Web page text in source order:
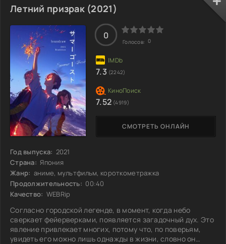
певицу Белль. В этом цифровом пространстве её талант
быстро привлекает внимание, и она завоевывает сердца
миллионов. Но жизнь её виртуального альтер эго
оказывается под угрозой, когда
Летний призрак (2021)
Год выпуска: 2021
Страна: Япония
Жанр: аниме, мультфильм, короткометражка
Продолжительность: 00:40
Качество: WEBRip
Согласно городской легенде, в момент, когда небо
сверкает фейерверками, появляется загадочный дух. Это
явление привлекает многих, потому что, по поверьям,
увидеть его можно лишь однажды в жизни, словно он
СМОТРЕТЬ ОНЛАЙН
0
Голосов: 0
7.3 (2242)
7.52 (4919)